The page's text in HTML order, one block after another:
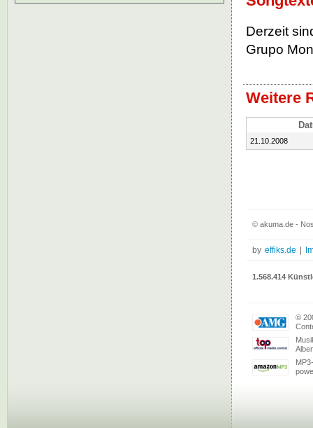
Derzeit
Grupo
Weitere
21.10.2008
© akuma.de -
by effiks.de
1.568.414
©